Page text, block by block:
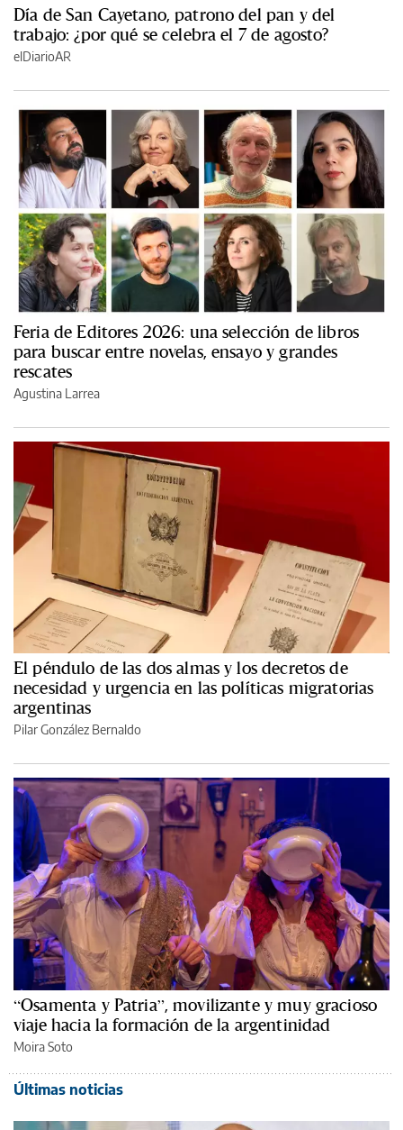
Día de San Cayetano, patrono del pan y del
trabajo: ¿por qué se celebra el 7 de agosto?
elDiarioAR
Feria de Editores 2026: una selección de libros
para buscar entre novelas, ensayo y grandes
rescates
Agustina Larrea
El péndulo de las dos almas y los decretos de
necesidad y urgencia en las políticas migratorias
argentinas
Pilar González Bernaldo
“Osamenta y Patria”, movilizante y muy gracioso
viaje hacia la formación de la argentinidad
Moira Soto
Últimas noticias